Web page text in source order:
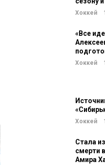
Хоккей
«Все
Хоккей
Хоккей
Стала
смерти
Амира